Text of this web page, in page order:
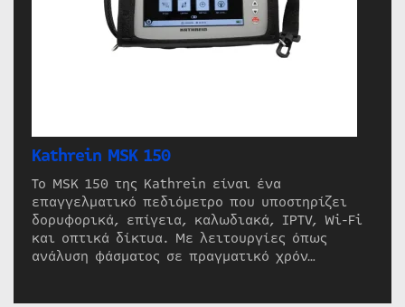
Kathrein MSK 150
Το MSK 150 της Kathrein είναι ένα
επαγγελματικό πεδιόμετρο που υποστηρίζει
δορυφορικά, επίγεια, καλωδιακά, IPTV, Wi-Fi
και οπτικά δίκτυα. Με λειτουργίες όπως
ανάλυση φάσματος σε πραγματικό χρόν…